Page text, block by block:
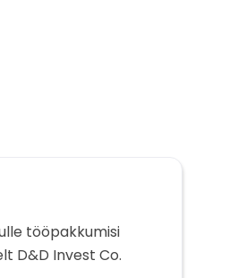
tööpakkumisi
D&D Invest Co.